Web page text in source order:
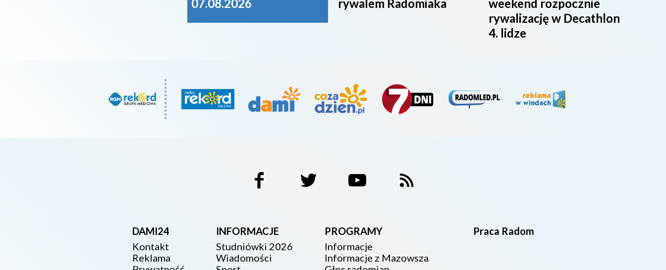
07.08.2026
rywalem Radomiaka
weekend rozpocznie
rywalizację w Decathlon
4. lidze
DAMI24
Kontakt
Reklama
INFORMACJE
Studniówki 2026
Wiadomości
PROGRAMY
Informacje
Informacje z Mazowsza
Praca Radom